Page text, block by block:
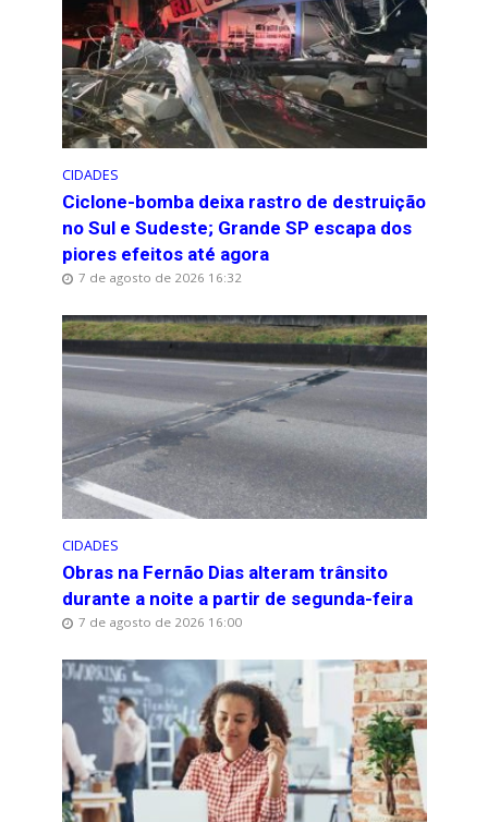
CIDADES
Ciclone-bomba deixa rastro de destruição
no Sul e Sudeste; Grande SP escapa dos
piores efeitos até agora
7 de agosto de 2026 16:32
CIDADES
Obras na Fernão Dias alteram trânsito
durante a noite a partir de segunda-feira
7 de agosto de 2026 16:00